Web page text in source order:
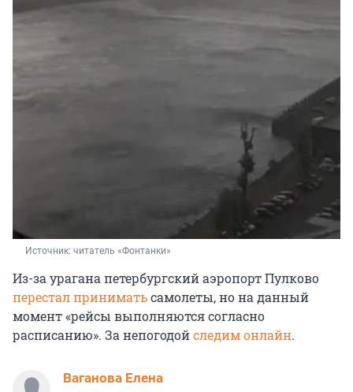
Источник: читатель «Фонтанки»
Из-за урагана петербургский аэропорт Пулково
перестал приниматьсамолеты, но на данный
момент «рейсы выполняются согласно
расписанию». За непогодойследим онлайн.
Ваганова Елена